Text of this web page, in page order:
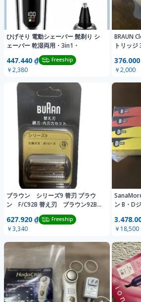
ひげそり 電動シェーバー 髭剃り シ
ェーバー 乾湿両用・3in1・
447.440 ₫ Freeship
￥2,380
BRAUN
トリッジ
￥2,000
ブラウン シリーズ9 替刃 ブラウ
ン F/C92B 替え刃 ブラウン92B
627.920 ₫ Freeship
￥3,340
ン B・D
￥18,500